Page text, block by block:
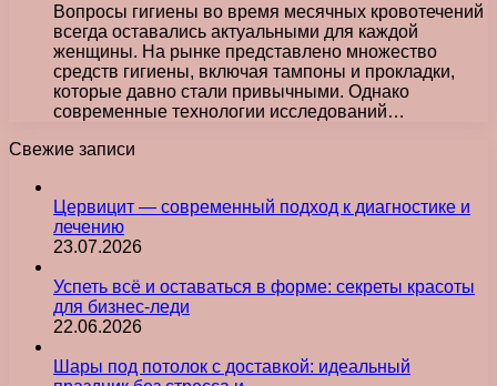
Вопросы гигиены во время месячных кровотечений
всегда оставались актуальными для каждой
женщины. На рынке представлено множество
средств гигиены, включая тампоны и прокладки,
которые давно стали привычными. Однако
современные технологии исследований…
Свежие записи
Цервицит — современный подход к диагностике и
лечению
23.07.2026
Успеть всё и оставаться в форме: секреты красоты
для бизнес-леди
22.06.2026
Шары под потолок с доставкой: идеальный